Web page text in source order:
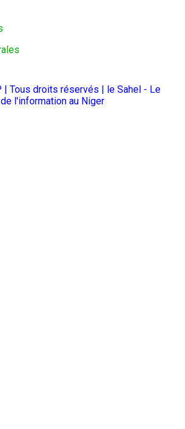
| Tous droits réservés | le Sahel - Le
l'information au Niger